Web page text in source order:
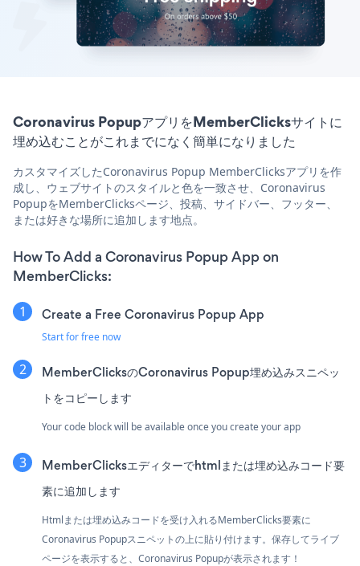
Coronavirus PopupアプリをMemberClicksサイトに
埋め込むことがこれまでになく簡単になりました
カスタマイズしたCoronavirus Popup MemberClicksアプリを作
成し、ウェブサイトのスタイルと色を一致させ、Coronavirus
PopupをMemberClicksページ、投稿、サイドバー、フッター、
または好きな場所に追加します地点。
How To Add a Coronavirus Popup App on
MemberClicks:
Create a Free Coronavirus Popup App
Start for free now
MemberClicksのCoronavirus Popup埋め込みスニペッ
トをコピーします
Your code block will be available once you create your app
MemberClicksエディターでhtmlまたは埋め込みコード要
素に追加します
Htmlまたは埋め込みコードを受け入れるMemberClicks要素に
Coronavirus Popupスニペットの上に貼り付けます。保存してライブ
ページを表示すると、Coronavirus Popupが表示されます！